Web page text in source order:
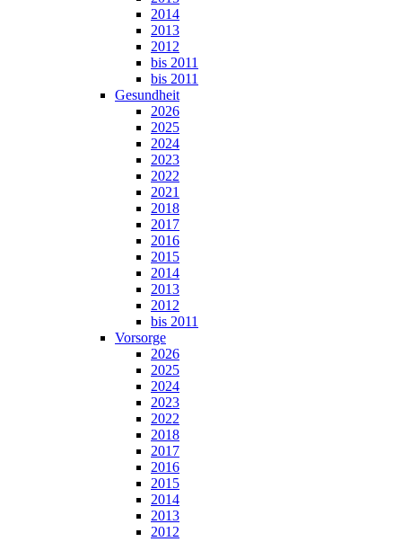
2014
2013
2012
bis 2011
bis 2011
Gesundheit
2026
2025
2024
2023
2022
2021
2018
2017
2016
2015
2014
2013
2012
bis 2011
Vorsorge
2026
2025
2024
2023
2022
2018
2017
2016
2015
2014
2013
2012